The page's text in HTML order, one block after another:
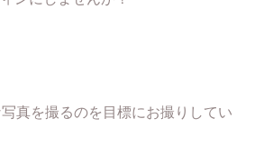
真を撮るのを目標にお撮りしてい